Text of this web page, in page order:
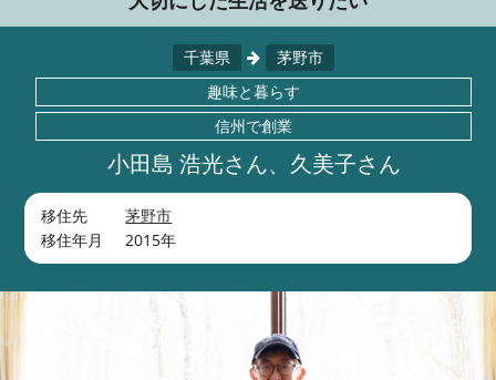
千葉県
茅野市
趣味と暮らす
信州で創業
小田島 浩光さん、久美子さん
移住先
茅野市
移住年月
2015年